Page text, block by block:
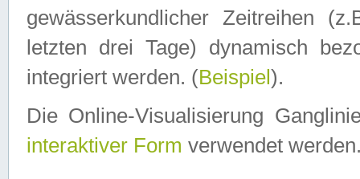
gewässerkundlicher Zeitreihen
letzten drei Tage) dynamisch
integriert werden. (Beispiel ).
Die Online-Visualisierung
interaktiver Form verwendet